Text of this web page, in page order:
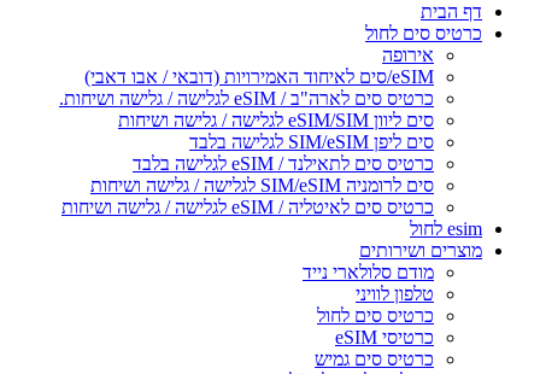
דף הבית
כרטיס סים לחול
אירופה
eSIM/סים לאיחוד האמירויות (דובאי / אבו דאבי)
כרטיס סים לארה"ב / eSIM לגלישה / גלישה ושיחות.
סים ליוון eSIM/SIM לגלישה / גלישה ושיחות
סים ליפן SIM/eSIM לגלישה בלבד
כרטיס סים לתאילנד / eSIM לגלישה בלבד
סים לרומניה SIM/eSIM לגלישה / גלישה ושיחות
כרטיס סים לאיטליה / eSIM לגלישה / גלישה ושיחות
esim לחול
מוצרים ושירותים
מודם סלולארי נייד
טלפון לוויני
כרטיס סים לחול
כרטיסי eSIM
כרטיס סים גמיש